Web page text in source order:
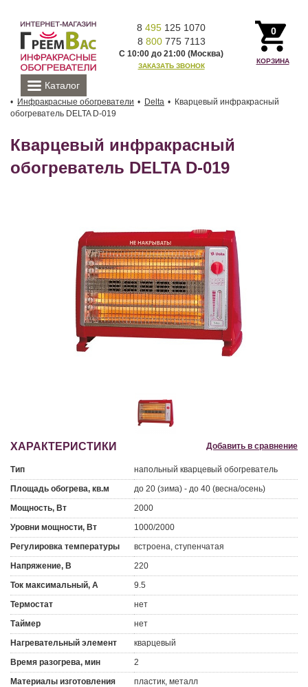
Каталог
8 495 125 1070
8 800775 7113
С 10:00 до 21:00 (Москва)
ЗАКАЗАТЬ ЗВОНОК
0
КОРЗИНА
Инфракрасные обогреватели Delta
Кварцевый инфракрасный
обогреватель DELTA D-019
Кварцевый инфракрасный
обогреватель DELTA D-019
ХАРАКТЕРИСТИКИ Добавить в сравнение
Тип
напольный кварцевый обогреватель
Площадь обогрева, кв.м
до 20 (зима) - до 40 (весна/осень)
Мощность, Вт
2000
Уровни мощности, Вт
1000/2000
Регулировка температуры
встроена, ступенчатая
Напряжение, В
220
Ток максимальный, А
9.5
Термостат
нет
Таймер
нет
Нагревательный элемент
кварцевый
Время разогрева, мин
2
Материалы изготовления
пластик, металл